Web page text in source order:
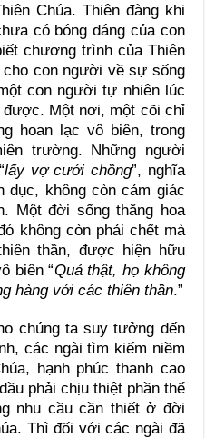
Chúa. Thiên đàng khi
có bóng dáng của con
chương trình của Thiên
con người về sự sống
con người tự nhiên lúc
được. Một nơi, một cõi chỉ
hoan lạc vô biên, trong
trường. Những người
lấy vợ cưới chồng”, nghĩa
dục, không còn cảm giác
Một đời sống thăng hoa
không còn phải chết mà
thần, được hiện hữu
biên “Quả thật, họ không
hàng với các thiên thần.”
chúng ta suy tưởng đến
các ngài tìm kiếm niềm
hạnh phúc thanh cao
phải chịu thiệt phần thể
nhu cầu cần thiết ở đời
Thì đối với các ngài đã